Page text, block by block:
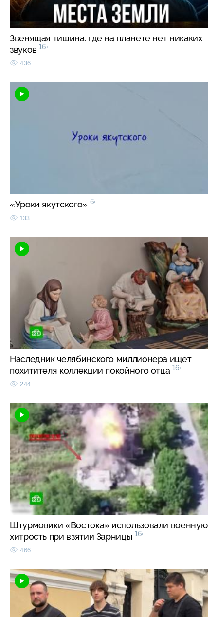
Звенящая тишина: где на планете нет никаких
звуков 16+
436
«Уроки якутского» 6+
133
Наследник челябинского миллионера ищет
похитителя коллекции покойного отца 16+
244
Штурмовики «Востока» использовали военную
хитрость при взятии Зарницы 16+
466